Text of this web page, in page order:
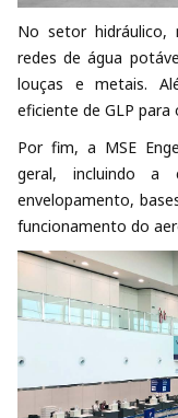
No setor hidráulico,
redes de água
louças e metais.
eficiente de GLP
Por fim, a MSE
geral, incluindo a
envelopamento,
funcionamento do